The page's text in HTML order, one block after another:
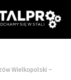
Wielkopolski –